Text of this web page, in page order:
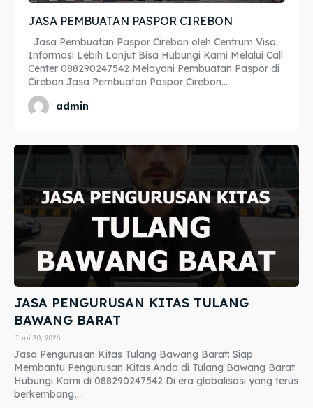
Asuransi
Blog
Asuransi
Blog
JASA PEMBUATAN PASPOR CIREBON
Informasi Lebih Lanjut Bisa Hubungi Kami Melalui Call
Center 088290247542 Melayani Pembuatan Paspor di
Cirebon Jasa Pembuatan Paspor Cirebon...
admin
JASA PENGURUSAN KITAS TULANG
BAWANG BARAT
Juni 30, 2026
Jasa Pengurusan Kitas Tulang Bawang Barat: Siap
Membantu Pengurusan Kitas Anda di Tulang Bawang Barat.
Hubungi Kami di 088290247542 Di era globalisasi yang terus
berkembang,...